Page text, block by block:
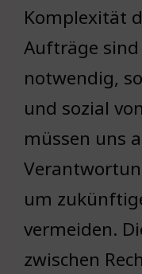
Komplexität
Aufträge
notwendig,
und sozial
müssen uns
um
vermeiden.
zwischen